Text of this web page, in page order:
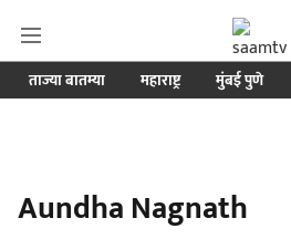
ताज्या बातम्या महाराष्ट्र मुंबई पुणे
Aundha Nagnath